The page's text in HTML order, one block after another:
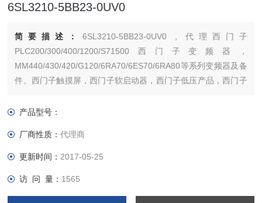
6SL3210-5BB23-0UV0
简要描述： 6SL3210-5BB23-0UV0，代理西门子
PLC200/300/400/1200/S71500西门子变频器，
MM440/430/420/G120/6RA70/6ES70/6RA80等系列变频器及备
件。西门子触摸屏，西门子软启动器，西门子低压产品，西门子
本公司购买的产品，保证*，假一罚十，质保一年。一年内产品非
产品型号：
厂商性质：代理商
更新时间： 2017-05-25
访 问 量： 1565